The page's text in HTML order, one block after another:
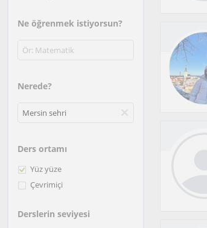
Ne öğrenmek istiyorsun?
Nerede?
Ders ortamı
Yüz yüze
Çevrimiçi
Derslerin seviyesi